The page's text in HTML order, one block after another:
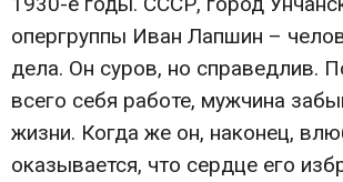
опергруппы Иван Лапшин –
дела. Он суров, но справедлив.
всего себя работе, мужчина
жизни. Когда же он, наконец,
оказывается, что сердце его